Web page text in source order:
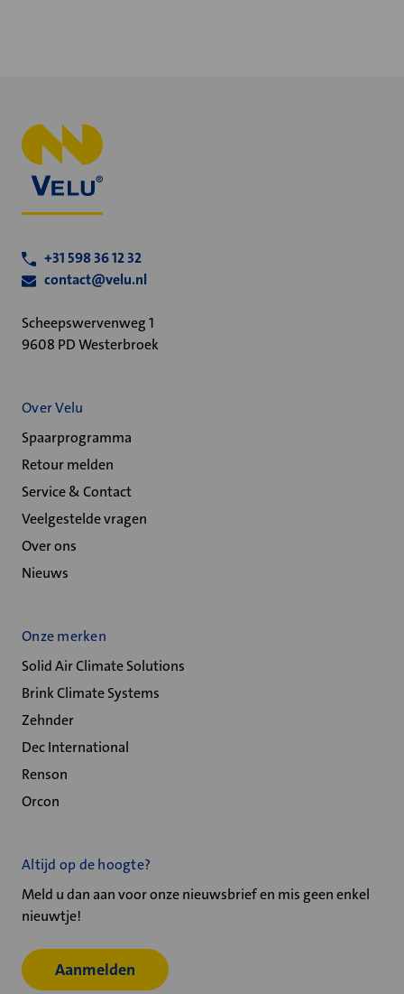
+31 598 36 12 32
contact@velu.nl
Scheepswervenweg 1
9608 PD Westerbroek
Over Velu
Spaarprogramma
Retour melden
Service & Contact
Veelgestelde vragen
Over ons
Nieuws
Onze merken
Solid Air Climate Solutions
Brink Climate Systems
Zehnder
Dec International
Renson
Orcon
Altijd op de hoogte?
Meld u dan aan voor onze nieuwsbrief en mis geen enkel
nieuwtje!
Aanmelden